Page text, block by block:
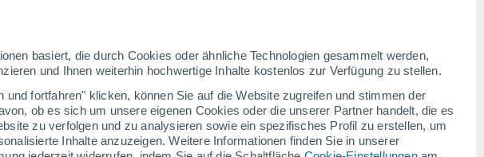
basiert, die durch Cookies oder ähnliche Technologien gesammelt werden,
und Ihnen weiterhin hochwertige Inhalte kostenlos zur Verfügung zu stellen.
und fortfahren" klicken, können Sie auf die Website zugreifen und stimmen der
ob es sich um unsere eigenen Cookies oder die unserer Partner handelt, die es
zu verfolgen und zu analysieren sowie ein spezifisches Profil zu erstellen, um
Inhalte anzuzeigen. Weitere Informationen finden Sie in unserer
Heute
7. Aug
Morgen
8. Aug
Sonntag
9. Aug